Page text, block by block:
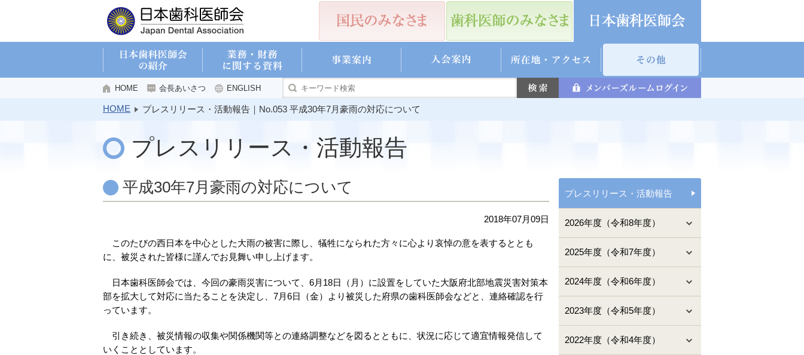
HOME 会長あいさつ ENGLISH
HOME プレスリリース・活動報告｜No.053 平成30年7月豪雨の対応について
プレスリリース・活動報告
プレスリリース・活動報告
2026年度（令和8年度）
2025年度（令和7年度）
2024年度（令和6年度）
2023年度（令和5年度）
2022年度（令和4年度）
平成30年7月豪雨の対応について
2018年07月09日
このたびの西日本を中心とした大雨の被害に際し、犠牲になられた方々に心より哀悼の意を表するととも
に、被災された皆様に謹んでお見舞い申し上げます。
日本歯科医師会では、今回の豪雨災害について、6月18日（月）に設置をしていた大阪府北部地震災害対策本
部を拡大して対応に当たることを決定し、7月6日（金）より被災した府県の歯科医師会などと、連絡確認を行
っています。
引き続き、被災情報の収集や関係機関等との連絡調整などを図るとともに、状況に応じて適宜情報発信して
いくこととしています。